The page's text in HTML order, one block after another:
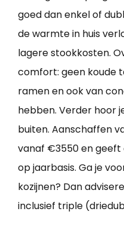
goed dan enkel of
de warmte in huis
lagere stookkosten.
comfort: geen koude
ramen en ook van
hebben. Verder hoor
buiten. Aanschaffen
vanaf €3550 en
op jaarbasis. Ga je
kozijnen? Dan
inclusief triple